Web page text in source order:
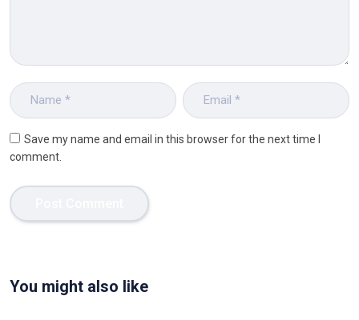
Save my name and email in this browser for the next time I
comment.
You might also like